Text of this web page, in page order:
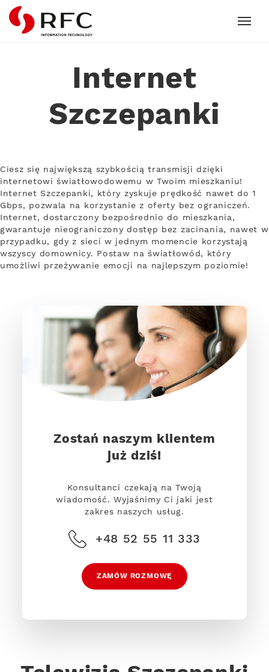
RFC
Internet
Szczepanki
Ciesz się największą szybkością transmisji dzięki
internetowi światłowodowemu w Twoim mieszkaniu!
Internet Szczepanki, który zyskuje prędkość nawet do 1
Gbps, pozwala na korzystanie z oferty bez ograniczeń.
Internet, dostarczony bezpośrednio do mieszkania,
gwarantuje nieograniczony dostęp bez zacinania, nawet w
przypadku, gdy z sieci w jednym momencie korzystają
wszyscy domownicy. Postaw na światłowód, który
umożliwi przeżywanie emocji na najlepszym poziomie!
Zostań naszym klientem
już dziś!
Konsultanci czekają na Twoją
wiadomość. Wyjaśnimy Ci jaki jest
zakres naszych usług.
+48 52 55 11 333
ZAMÓW ROZMOWĘ